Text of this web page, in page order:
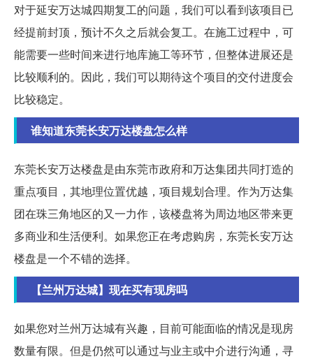
对于延安万达城四期复工的问题，我们可以看到该项目已
经提前封顶，预计不久之后就会复工。在施工过程中，可
能需要一些时间来进行地库施工等环节，但整体进展还是
比较顺利的。因此，我们可以期待这个项目的交付进度会
比较稳定。
谁知道东莞长安万达楼盘怎么样
东莞长安万达楼盘是由东莞市政府和万达集团共同打造的
重点项目，其地理位置优越，项目规划合理。作为万达集
团在珠三角地区的又一力作，该楼盘将为周边地区带来更
多商业和生活便利。如果您正在考虑购房，东莞长安万达
楼盘是一个不错的选择。
【兰州万达城】现在买有现房吗
如果您对兰州万达城有兴趣，目前可能面临的情况是现房
数量有限。但是仍然可以通过与业主或中介进行沟通，寻